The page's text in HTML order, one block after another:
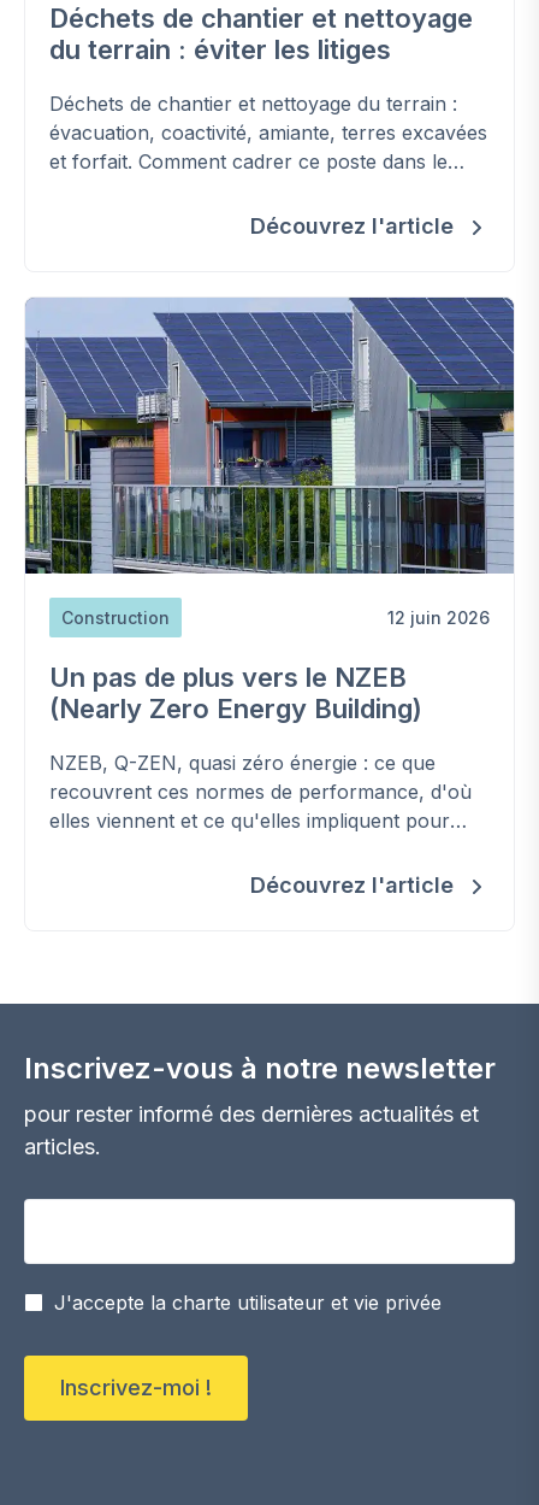
Déchets de chantier et nettoyage
du terrain : éviter les litiges
Déchets de chantier et nettoyage du terrain :
évacuation, coactivité, amiante, terres excavées
et forfait. Comment cadrer ce poste dans le
Découvrez l'article
Construction 12 juin 2026
Un pas de plus vers le NZEB
(Nearly Zero Energy Building)
NZEB, Q-ZEN, quasi zéro énergie : ce que
recouvrent ces normes de performance, d'où
elles viennent et ce qu'elles impliquent pour
Découvrez l'article
Inscrivez-vous à notre newsletter
pour rester informé des dernières actualités et
articles.
J'accepte la charte utilisateur et vie privée
Inscrivez-moi !